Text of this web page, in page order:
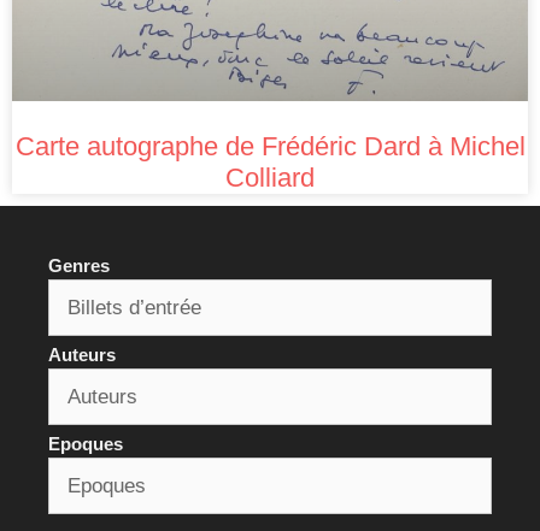
Carte autographe de Frédéric Dard à Michel
Colliard
Genres
Auteurs
Epoques